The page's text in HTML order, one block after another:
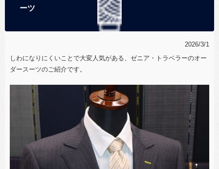
ーツ
2026/3/1
しわになりにくいことで大変人気がある、ゼニア・トラベラーのオー
ダースーツのご紹介です。